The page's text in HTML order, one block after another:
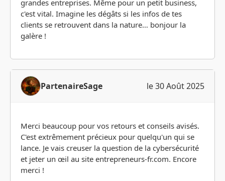
grandes entreprises. Même pour un petit business,
c'est vital. Imagine les dégâts si les infos de tes
clients se retrouvent dans la nature… bonjour la
galère !
PartenaireSage le 30 Août 2025
Merci beaucoup pour vos retours et conseils avisés.
C'est extrêmement précieux pour quelqu'un qui se
lance. Je vais creuser la question de la cybersécurité
et jeter un œil au site entrepreneurs-fr.com. Encore
merci !